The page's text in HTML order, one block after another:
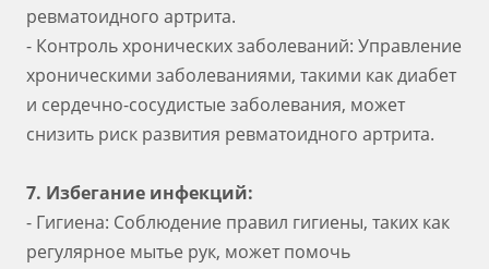
ревматоидного артрита.
- Контроль хронических заболеваний: Управление
хроническими заболеваниями, такими как диабет
и сердечно-сосудистые заболевания, может
снизить риск развития ревматоидного артрита.
7. Избегание инфекций:
- Гигиена: Соблюдение правил гигиены, таких как
регулярное мытье рук, может помочь